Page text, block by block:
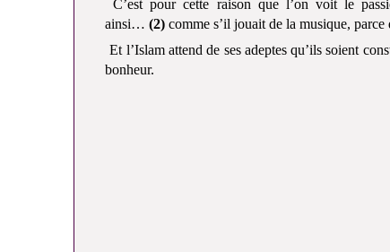
C’est pour cette raison que l’on voit le
ainsi… (2) comme s’il jouait de la musique,
Et l’Islam attend de ses adeptes qu’ils soient
bonheur.